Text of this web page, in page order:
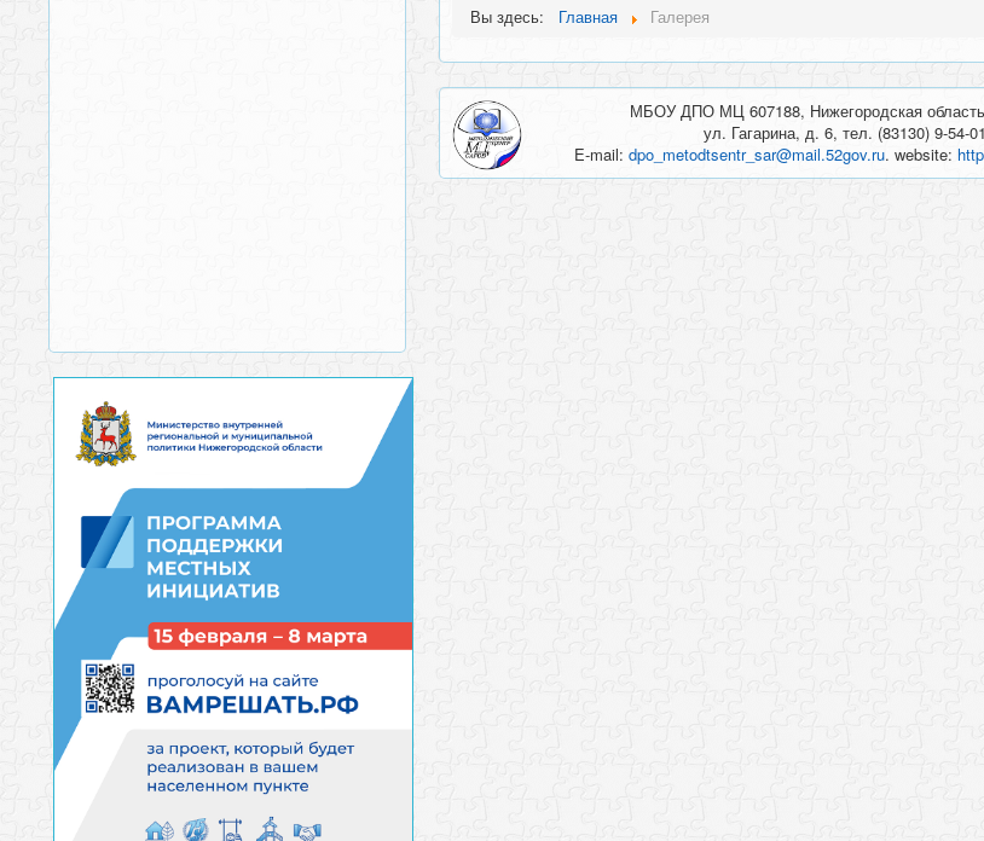
Вы здесь: Главная Галерея
МБОУ ДПО МЦ 607188, Нижегородская
ул. Гагарина, д. 6, тел. (83130) 9-54-
E-mail:dpo_metodtsentr_sar@mail.52gov.ru. website: